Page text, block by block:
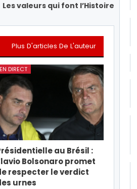
Les valeurs qui font l’Histoire
Plus D'articles De L'auteur
EN DIRECT
au Brésil :
Bolsonaro promet
respecter le verdict
urnes